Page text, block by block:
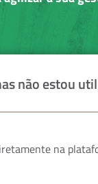
não estou
na